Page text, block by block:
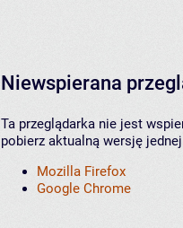
Niewspierana
Ta przeglądarka nie jest
pobierz aktualną wersję
Mozilla Firefox
Google Chrome